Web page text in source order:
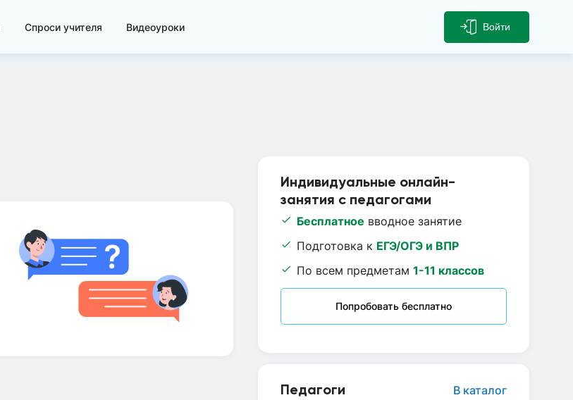
Спроси учителя Видеоуроки Войти
Индивидуальные онлайн-
занятия с педагогами
Бесплатное вводное занятие
Подготовка к ЕГЭ/ОГЭ и ВПР
По всем предметам 1-11 классов
Попробовать бесплатно
Педагоги В каталог